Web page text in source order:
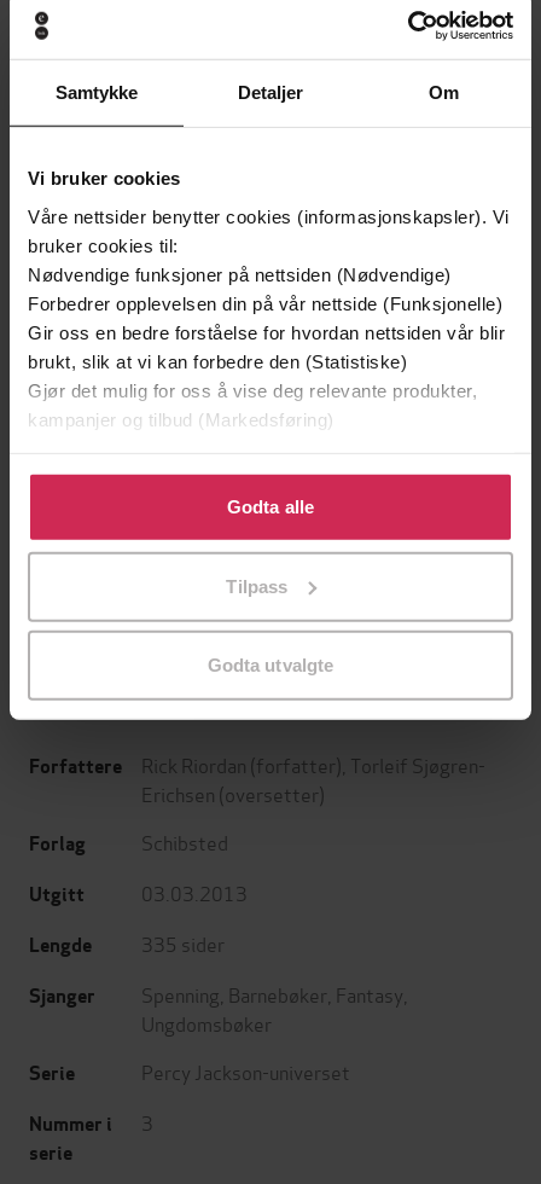
Samtykke Detaljer Om
Vi bruker cookies
Våre nettsider benytter cookies (informasjonskapsler). Vi
bruker cookies til:
Nødvendige funksjoner på nettsiden (Nødvendige)
Forbedrer opplevelsen din på vår nettside (Funksjonelle)
Gir oss en bedre forståelse for hvordan nettsiden vår blir
brukt, slik at vi kan forbedre den (Statistiske)
Gjør det mulig for oss å vise deg relevante produkter,
kampanjer og tilbud (Markedsføring)
Klikk på «Godta alle» for å gi oss ditt samtykke til å
bruke cookies for alle disse formålene. Du kan også
tilpasse ditt samtykke til spesifikke formål ved å klikke
Godta alle
Tilpass
Godta utvalgte
Andre har også kjøpt
Premium
199,-
EBOK
199,-
EBOK
Forfattere Rick Riordan (forfatter), Torleif Sjøgren-
Erichsen (oversetter)
Forlag Schibsted
Utgitt 03.03.2013
Lengde 335 sider
Sjanger Spenning Barnebøker Fantasy
Ungdomsbøker
Serie Percy Jackson-universet
Nummer i
serie
3